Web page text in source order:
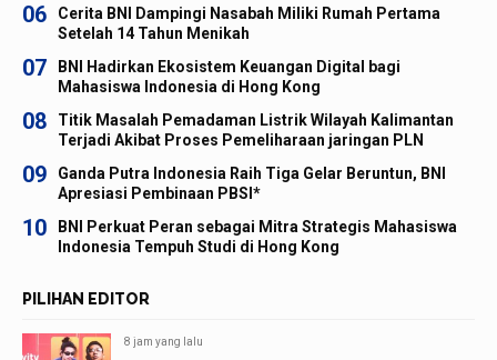
06
Cerita BNI Dampingi Nasabah Miliki Rumah Pertama
Setelah 14 Tahun Menikah
07
BNI Hadirkan Ekosistem Keuangan Digital bagi
Mahasiswa Indonesia di Hong Kong
08
Titik Masalah Pemadaman Listrik Wilayah Kalimantan
Terjadi Akibat Proses Pemeliharaan jaringan PLN
09
Ganda Putra Indonesia Raih Tiga Gelar Beruntun, BNI
Apresiasi Pembinaan PBSI*
10
BNI Perkuat Peran sebagai Mitra Strategis Mahasiswa
Indonesia Tempuh Studi di Hong Kong
PILIHAN EDITOR
8 jam yang lalu